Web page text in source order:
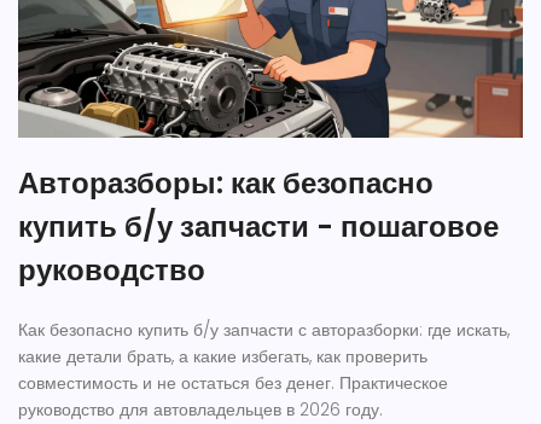
Авторазборы: как безопасно
купить б/у запчасти - пошаговое
руководство
Как безопасно купить б/у запчасти с авторазборки: где искать,
какие детали брать, а какие избегать, как проверить
совместимость и не остаться без денег. Практическое
руководство для автовладельцев в 2026 году.